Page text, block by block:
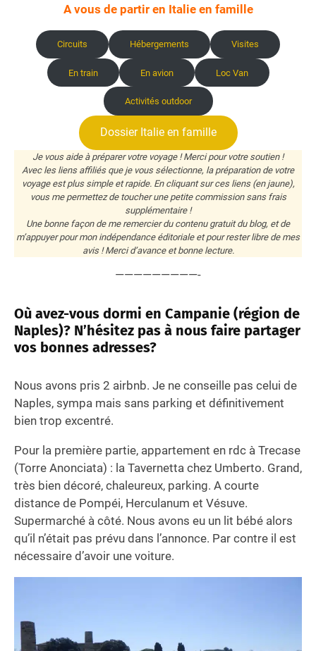
A vous de partir en Italie en famille
Circuits Hébergements Visites
En train En avion Loc Van
Activités outdoor
Dossier Italie en famille
Je vous aide à préparer votre voyage ! Merci pour votre soutien !
Avec les liens affiliés que je vous sélectionne, la préparation de votre
voyage est plus simple et rapide. En cliquant sur ces liens (en jaune),
vous me permettez de toucher une petite commission sans frais
supplémentaire !
Une bonne façon de me remercier du contenu gratuit du blog, et de
m’appuyer pour mon indépendance éditoriale et pour rester libre de mes
avis ! Merci d’avance et bonne lecture.
—————————-
Où avez-vous dormi en Campanie (région de
Naples)? N’hésitez pas à nous faire partager
vos bonnes adresses?
Nous avons pris 2 airbnb. Je ne conseille pas celui de
Naples, sympa mais sans parking et définitivement
bien trop excentré.
Pour la première partie, appartement en rdc à Trecase
(Torre Anonciata) : la Tavernetta chez Umberto. Grand,
très bien décoré, chaleureux, parking. A courte
distance de Pompéi, Herculanum et Vésuve.
Supermarché à côté. Nous avons eu un lit bébé alors
qu’il n’était pas prévu dans l’annonce. Par contre il est
nécessaire d’avoir une voiture.